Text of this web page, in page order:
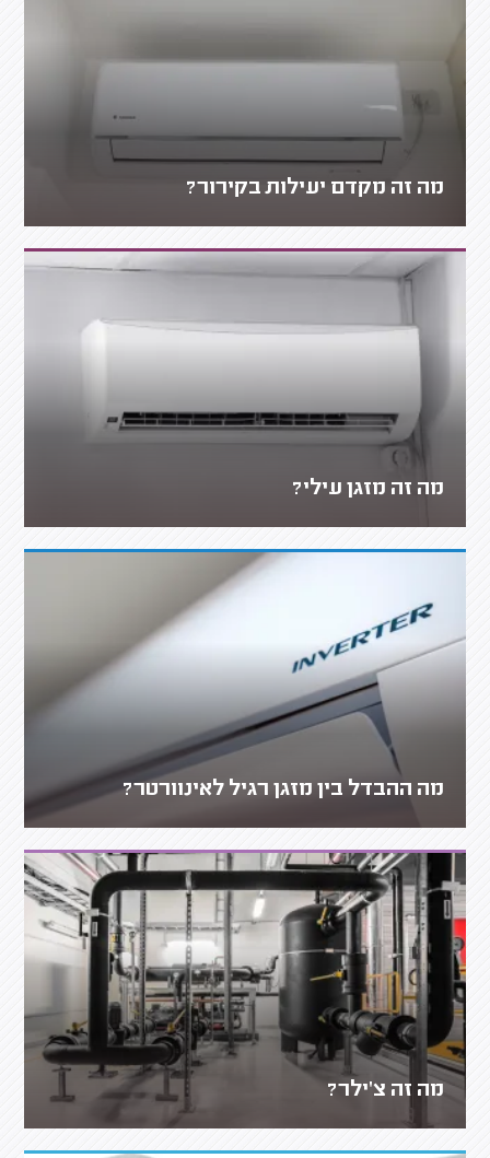
מה זה מקדם יעילות בקירור?
מה זה מזגן עילי?
מה ההבדל בין מזגן רגיל לאינוורטר?
מה זה צ'ילר?